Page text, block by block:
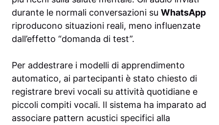
durante le normali conversazioni su WhatsApp
riproducono situazioni reali, meno influenzate
dall’effetto “domanda di test”.
Per addestrare i modelli di apprendimento
automatico, ai partecipanti è stato chiesto di
registrare brevi vocali su attività quotidiane e
piccoli compiti vocali. Il sistema ha imparato ad
associare pattern acustici specifici alla